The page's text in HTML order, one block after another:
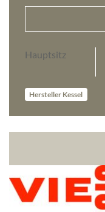
Hauptsitz
Hersteller Kessel